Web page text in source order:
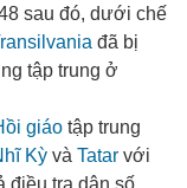
sau đó, dưới chế
đã bị
tập trung ở
giáo tập trung
Kỳ và Tatar với